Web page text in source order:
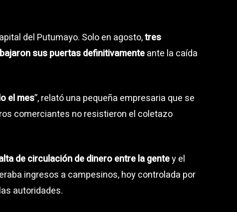
del Putumayo. Solo en agosto,tres
sus puertas definitivamenteante la caída
el mes”, relató una pequeña empresaria que se
comerciantes no resistieron el coletazo
de circulación de dinero entre la gentey el
ingresos a campesinos, hoy controlada por
autoridades.